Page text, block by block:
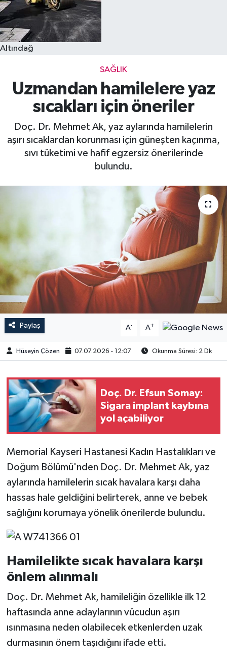
Altındağ
SAĞLIK
Uzmandan hamilelere yaz
sıcakları için öneriler
Doç. Dr. Mehmet Ak, yaz aylarında hamilelerin
aşırı sıcaklardan korunması için güneşten kaçınma,
sıvı tüketimi ve hafif egzersiz önerilerinde
bulundu.
Paylaş A- A+
Hüseyin Çözen 07.07.2026 - 12:07 Okunma Süresi: 2 Dk
Doç. Dr. Efsun Somay:
Sigara implant kaybına
yol açabiliyor
Memorial Kayseri Hastanesi Kadın Hastalıkları ve
Doğum Bölümü'nden Doç. Dr. Mehmet Ak, yaz
aylarında hamilelerin sıcak havalara karşı daha
hassas hale geldiğini belirterek, anne ve bebek
sağlığını korumaya yönelik önerilerde bulundu.
Hamilelikte sıcak havalara karşı
önlem alınmalı
Doç. Dr. Mehmet Ak, hamileliğin özellikle ilk 12
haftasında anne adaylarının vücudun aşırı
ısınmasına neden olabilecek etkenlerden uzak
durmasının önem taşıdığını ifade etti.